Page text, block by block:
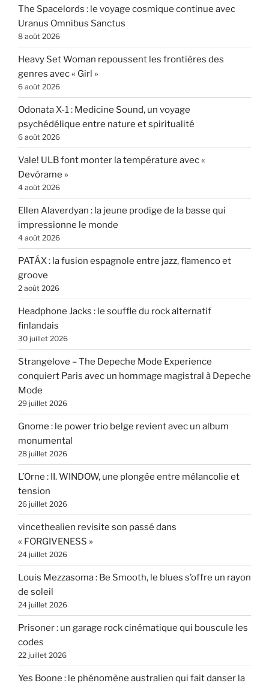
The Spacelords : le voyage cosmique continue avec
Uranus Omnibus Sanctus
8 août 2026
Heavy Set Woman repoussent les frontières des
genres avec « Girl »
6 août 2026
Odonata X-1 : Medicine Sound, un voyage
psychédélique entre nature et spiritualité
6 août 2026
Vale! ULB font monter la température avec «
Devórame »
4 août 2026
Ellen Alaverdyan : la jeune prodige de la basse qui
impressionne le monde
4 août 2026
PATÁX : la fusion espagnole entre jazz, flamenco et
groove
2 août 2026
Headphone Jacks : le souffle du rock alternatif
finlandais
30 juillet 2026
Strangelove – The Depeche Mode Experience
conquiert Paris avec un hommage magistral à Depeche
Mode
29 juillet 2026
Gnome : le power trio belge revient avec un album
monumental
28 juillet 2026
L’Orne : II. WINDOW, une plongée entre mélancolie et
tension
26 juillet 2026
vincethealien revisite son passé dans
« FORGIVENESS »
24 juillet 2026
Louis Mezzasoma : Be Smooth, le blues s’offre un rayon
de soleil
24 juillet 2026
Prisoner : un garage rock cinématique qui bouscule les
codes
22 juillet 2026
Yes Boone : le phénomène australien qui fait danser la